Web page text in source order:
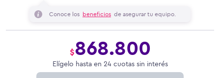
Conoce los beneficios de asegurar tu equipo.
$868.800
Elígelo hasta en 24 cuotas sin interés